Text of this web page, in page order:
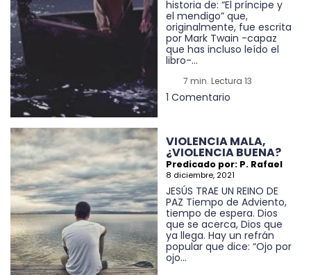
historia de: “El príncipe y
el mendigo” que,
originalmente, fue escrita
por Mark Twain -capaz
que has incluso leído el
libro-...
7 min. Lectura 13
1 Comentario
VIOLENCIA MALA,
¿VIOLENCIA BUENA?
Predicado por: P. Rafael
8 diciembre, 2021
JESÚS TRAE UN REINO DE
PAZ Tiempo de Adviento,
tiempo de espera. Dios
que se acerca, Dios que
ya llega. Hay un refrán
popular que dice: “Ojo por
ojo...